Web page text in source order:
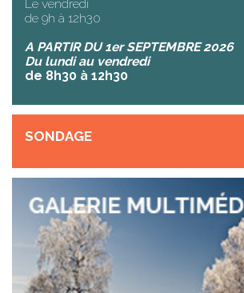
Le vendredi
de 9h à 12h30
A PARTIR DU 1er SEPTEMBRE 2026
Du lundi au vendredi
de 8h30 à 12h30
SONDAGE